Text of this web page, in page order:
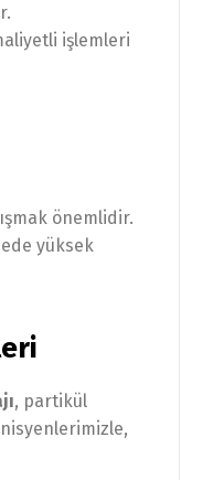
işlemleri
önemlidir.
yüksek
, partikül